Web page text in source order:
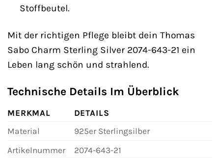
Stoffbeutel.
Mit der richtigen Pflege bleibt dein Thomas
Sabo Charm Sterling Silver 2074-643-21 ein
Leben lang schön und strahlend.
Technische Details Im Überblick
MERKMAL
DETAILS
Material
925er Sterlingsilber
Artikelnummer
2074-643-21